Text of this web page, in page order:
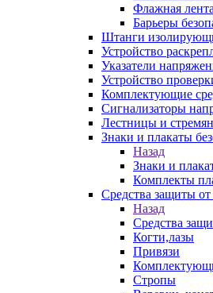
Флажная лента
Барьеры
Штанги
Устройство
Указатели
Устройство
Комплектующие
Сигнализаторы
Лестницы и
Знаки и плакаты
Назад
Знаки и
Комплекты
Средства защиты
Назад
Средства
Когти,лазы
Привязи
Стропы